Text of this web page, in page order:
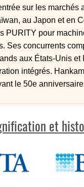
sur les marchés
au Japon et en
PURITY pour
Ses concurrents
aux États-Unis et
intégrés.
le 50e anniversaire
et